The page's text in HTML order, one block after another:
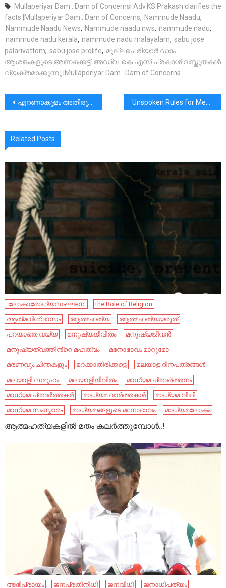
Mullaperiyar Dam : Dam of Concerns| Adv.KS Prakash clarifies the
facts |Mullaperiyar Dam : Dam of Concerns, Nammude Naadu,
Nammude Naadu News, Nammude naadu nws, nammude nadu,
nammude nadu kerala, nammude nadu malayalam, sabu jose
palarivattom, sabu jose prolife, മുല്ലപെരിയാർ ഡാം :
ആശങ്കകളുടെ അണക്കെട്ട്| അഡ്വ .കെ എസ് പ്രകാശ് വസ്തുതകൾ
വ്യക്തമാക്കുന്നു |Mullaperiyar Dam : Dam of Concerns
പോസ്റ്റുകളിലൂടെ
എറണാകുളം അതിരൂപതയിലെ വൈദികരുംവിശ്വാസികളും ശ്രദ്ധിക്കുവാൻ |മാർ ബോസ്കോ പുത്തുരിന്റെ നിർദേശങ്ങൾ. Unspoken Rules for Men:
Related Posts
‌ ലോകാരോഗ്യസംഘടന.
the Role of Religion
ആത്‍മവിശ്വാസം
ആത്മഹത്യ
ആത്മഹത്യയരുത്
പറയാതെ വയ്യ
മനുഷ്യജീവിതം
മനുഷ്യജീവൻ
മനുഷ്യത്വത്തിൻ്റെ മഹത്വം
മനോഭാവം മാറുമോ
മരണവും ചിന്തകളും
മറക്കാതിരിക്കട്ടെ
മലയാള ദിനപത്രങ്ങൾ
മലയാളി സമൂഹം
മലയാളിജീവിതം
മാധ്യമ പ്രവര്‍ത്തനം
മാധ്യമ പ്രവർത്തകർ
മാധ്യമ വാർത്തകൾ
മാധ്യമ വീഥി
മാധ്യമ സംസ്കാരം
മാധ്യമങ്ങളുടെ മനോഭാവം മാധ്യമലോകം
ആത്മഹത്യകളിൽ മതം കലർത്തുമ്പോൾ..!
അഭിപ്രായം ജനപ്രതിനിധി ജനവിധി ജനാധിപത്യം